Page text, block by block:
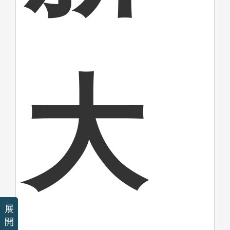
大
展
開